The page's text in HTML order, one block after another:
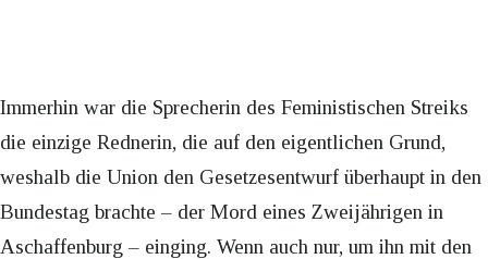
Immerhin war die Sprecherin des Feministischen Streiks
die einzige Rednerin, die auf den eigentlichen Grund,
weshalb die Union den Gesetzesentwurf überhaupt in den
Bundestag brachte – der Mord eines Zweijährigen in
Aschaffenburg – einging. Wenn auch nur, um ihn mit den